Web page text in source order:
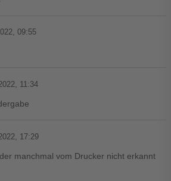
09:55
11:34
17:29
manchmal vom Drucker nicht erkannt